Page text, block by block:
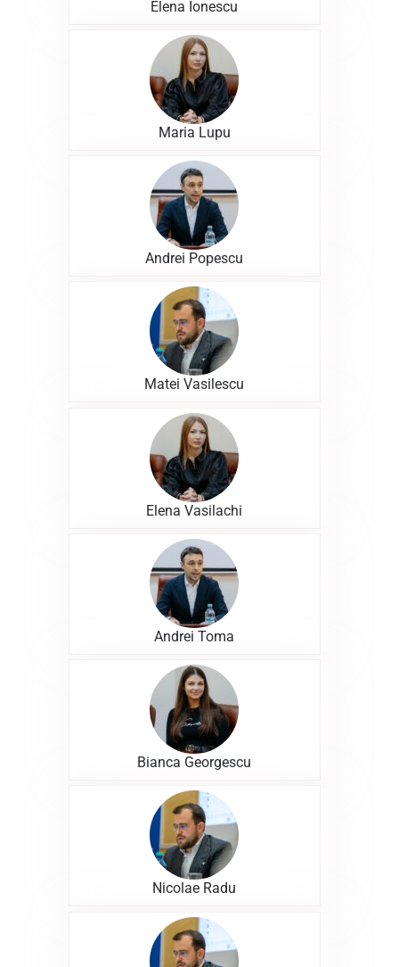
Elena Ionescu
Maria Lupu
Andrei Popescu
Matei Vasilescu
Elena Vasilachi
Andrei Toma
Bianca Georgescu
Nicolae Radu